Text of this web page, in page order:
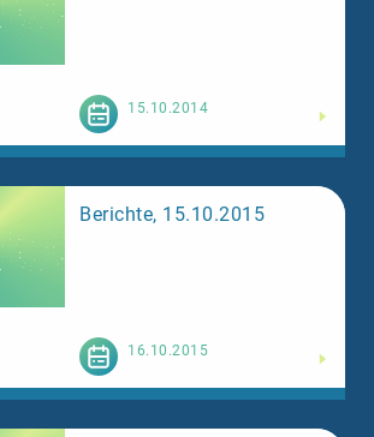
15.10.2014
Berichte, 15.10.2015
16.10.2015